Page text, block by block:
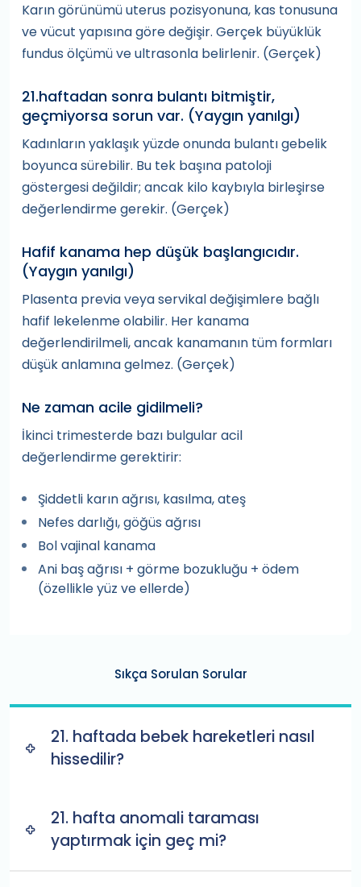
Karın görünümü uterus pozisyonuna, kas tonusuna
ve vücut yapısına göre değişir. Gerçek büyüklük
fundus ölçümü ve ultrasonla belirlenir. (Gerçek)
21.haftadan sonra bulantı bitmiştir,
geçmiyorsa sorun var. (Yaygın yanılgı)
Kadınların yaklaşık yüzde onunda bulantı gebelik
boyunca sürebilir. Bu tek başına patoloji
göstergesi değildir; ancak kilo kaybıyla birleşirse
değerlendirme gerekir. (Gerçek)
Hafif kanama hep düşük başlangıcıdır.
(Yaygın yanılgı)
Plasenta previa veya servikal değişimlere bağlı
hafif lekelenme olabilir. Her kanama
değerlendirilmeli, ancak kanamanın tüm formları
düşük anlamına gelmez. (Gerçek)
Ne zaman acile gidilmeli?
İkinci trimesterde bazı bulgular acil
değerlendirme gerektirir:
Şiddetli karın ağrısı, kasılma, ateş
Nefes darlığı, göğüs ağrısı
Bol vajinal kanama
Ani baş ağrısı + görme bozukluğu + ödem
(özellikle yüz ve ellerde)
Sıkça Sorulan Sorular
21. haftada bebek hareketleri nasıl
hissedilir?
21. hafta anomali taraması
yaptırmak için geç mi?